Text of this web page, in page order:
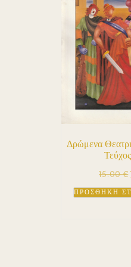
Δρώμενα
15.00€
ΠΡΟΣΘΉΚΗ